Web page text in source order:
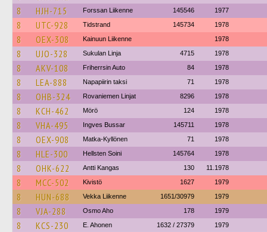
8 HJH-715 Forssan Liikenne 145546 1977
8 UTC-928 Tidstrand 145734 1978
8 OEX-308 Kainuun Liikenne 1978
8 UJO-328 Sukulan Linja 4715 1978
8 AKV-108 Friherrsin Auto 84 1978
8 LEA-888 Napapiirin taksi 71 1978
8 OHB-324 Rovaniemen Linjat 8296 1978
8 KCH-462 Mörö 124 1978
8 VHA-495 Ingves Bussar 145711 1978
8 OEX-908 Matka-Kyllönen 71 1978
8 HLE-300 Hellsten Soini 145764 1978
8 OHK-622 Antti Kangas 130 11.1978
8 MCC-502 Kivistö 1627 1979
8 HUN-688 Vekka Liikenne 1651/30979 1979
8 VJA-288 Osmo Aho 178 1979
8 KCS-230 E. Ahonen 1632 / 27379 1979